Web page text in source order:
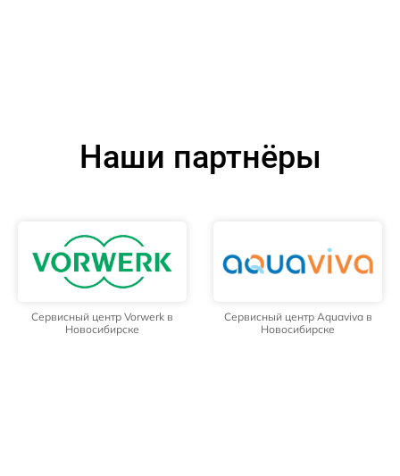
Наши партнёры
Сервисный центр Vorwerk в
Новосибирске
Сервисный центр Aquaviva в
Новосибирске